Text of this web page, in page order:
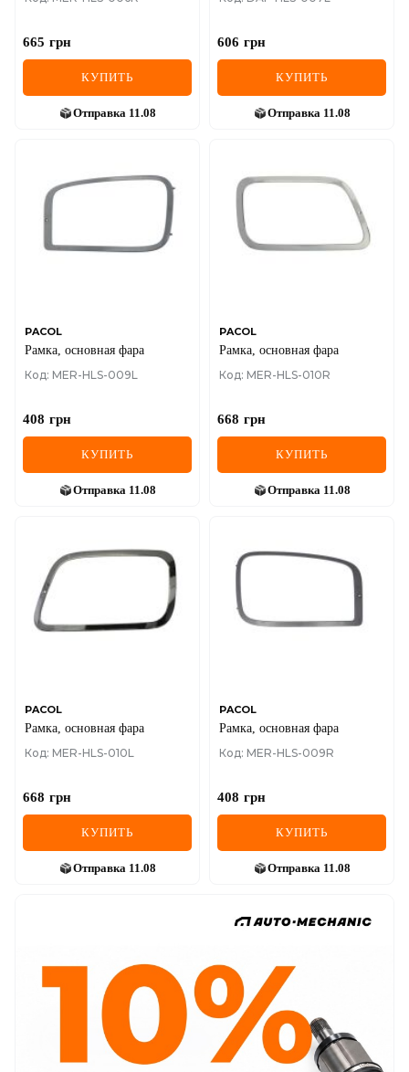
POLESTAR
RAVON
RENAULT
SEAT
SMART
SSANGYONG
SUZUKI
TESLA
VOLVO
VW
665 грн
КУПИТЬ
Отправка 11.08
606 грн
КУПИТЬ
Отправка 11.08
PACOL
Рамка, основная фара
Код: MER-HLS-009L
408 грн
КУПИТЬ
Отправка 11.08
PACOL
Рамка, основная фара
Код: MER-HLS-010R
668 грн
КУПИТЬ
Отправка 11.08
PACOL
Рамка, основная фара
Код: MER-HLS-010L
668 грн
КУПИТЬ
Отправка 11.08
PACOL
Рамка, основная фара
Код: MER-HLS-009R
408 грн
КУПИТЬ
Отправка 11.08